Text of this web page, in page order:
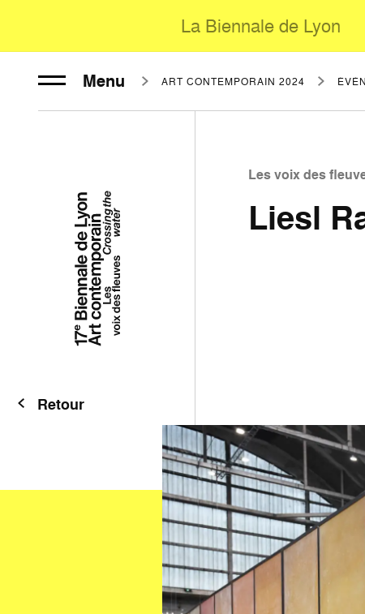
La Biennale de Lyon
Menu ART CONTEMPORAIN 2024
Les voix des
Liesl
Retour